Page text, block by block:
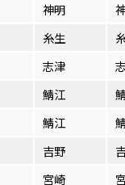
神明
糸生
志津
鯖江
鯖江
吉野
宮崎